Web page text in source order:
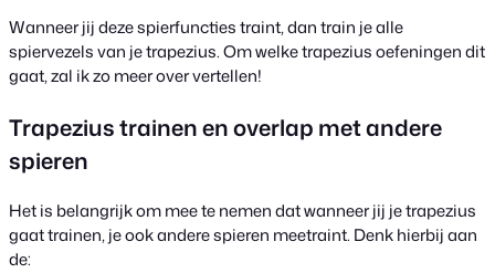
Wanneer jij deze spierfuncties traint, dan train je alle
spiervezels van je trapezius. Om welke trapezius oefeningen dit
gaat, zal ik zo meer over vertellen!
Trapezius trainen en overlap met andere
spieren
Het is belangrijk om mee te nemen dat wanneer jij je trapezius
gaat trainen, je ook andere spieren meetraint. Denk hierbij aan
de: